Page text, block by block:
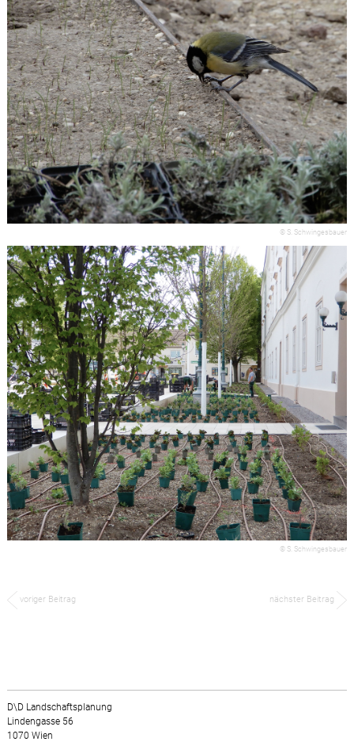
© S. Schwingesbauer
© S. Schwingesbauer
voriger Beitrag nächster Beitrag
D\D Landschaftsplanung
Lindengasse 56
1070 Wien